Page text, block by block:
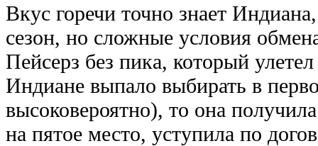
Вкус горечи точно знает
сезон, но сложные условия
Пейсерз без пика, который
Индиане выпало выбирать в
высоковероятно), то она
на пятое место, уступила по